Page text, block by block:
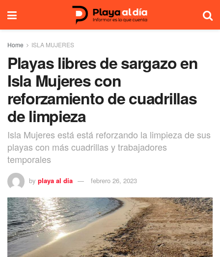
Home ISLA MUJERES
Playas libres de sargazo en
Isla Mujeres con
reforzamiento de cuadrillas
de limpieza
Isla Mujeres está está reforzando la limpieza de sus
playas con más cuadrillas y trabajadores
temporales
by playa al dia febrero 26, 2023